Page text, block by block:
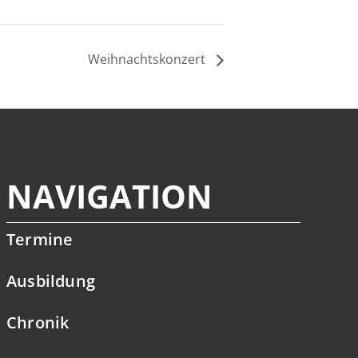
Weihnachtskonzert
NAVIGATION
Termine
Ausbildung
Chronik